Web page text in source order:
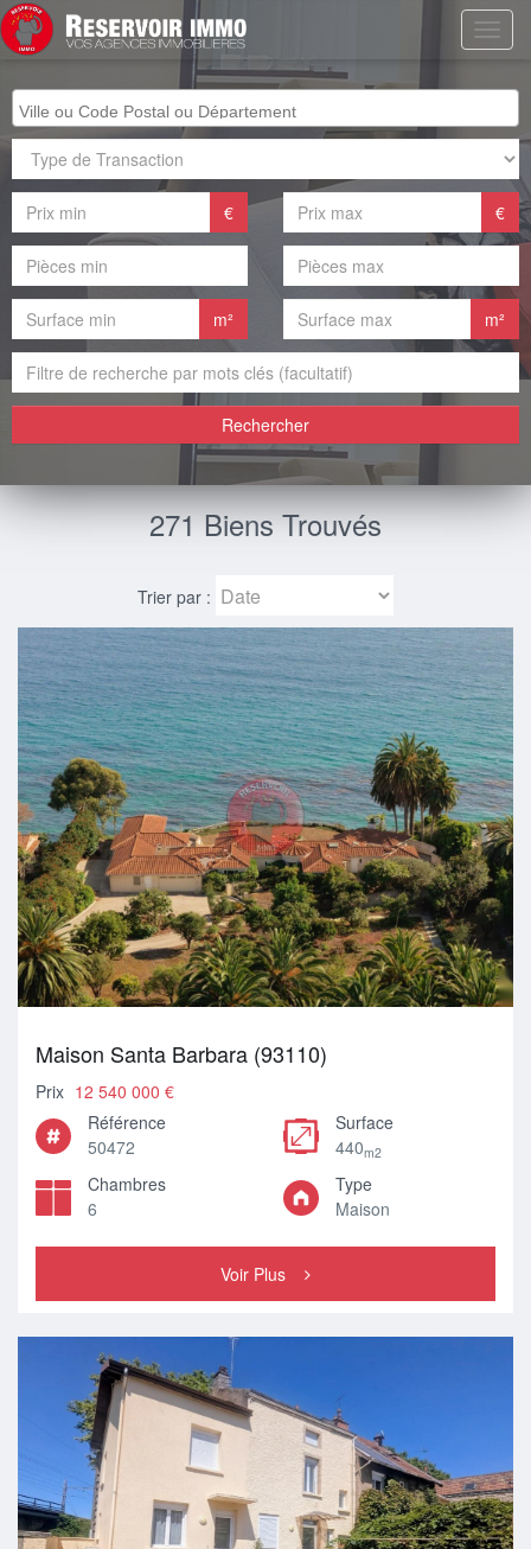
€ €
m² m²
Rechercher
271 Biens Trouvés
Trier par :
Maison Santa Barbara (93110)
Prix 12 540 000 €
Référence
50472
Surface
440m2
Chambres
6
Type
Maison
Voir Plus